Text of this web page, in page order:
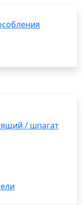
/ шпагат